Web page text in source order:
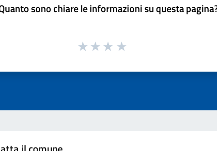
sono chiare le informazioni su questa